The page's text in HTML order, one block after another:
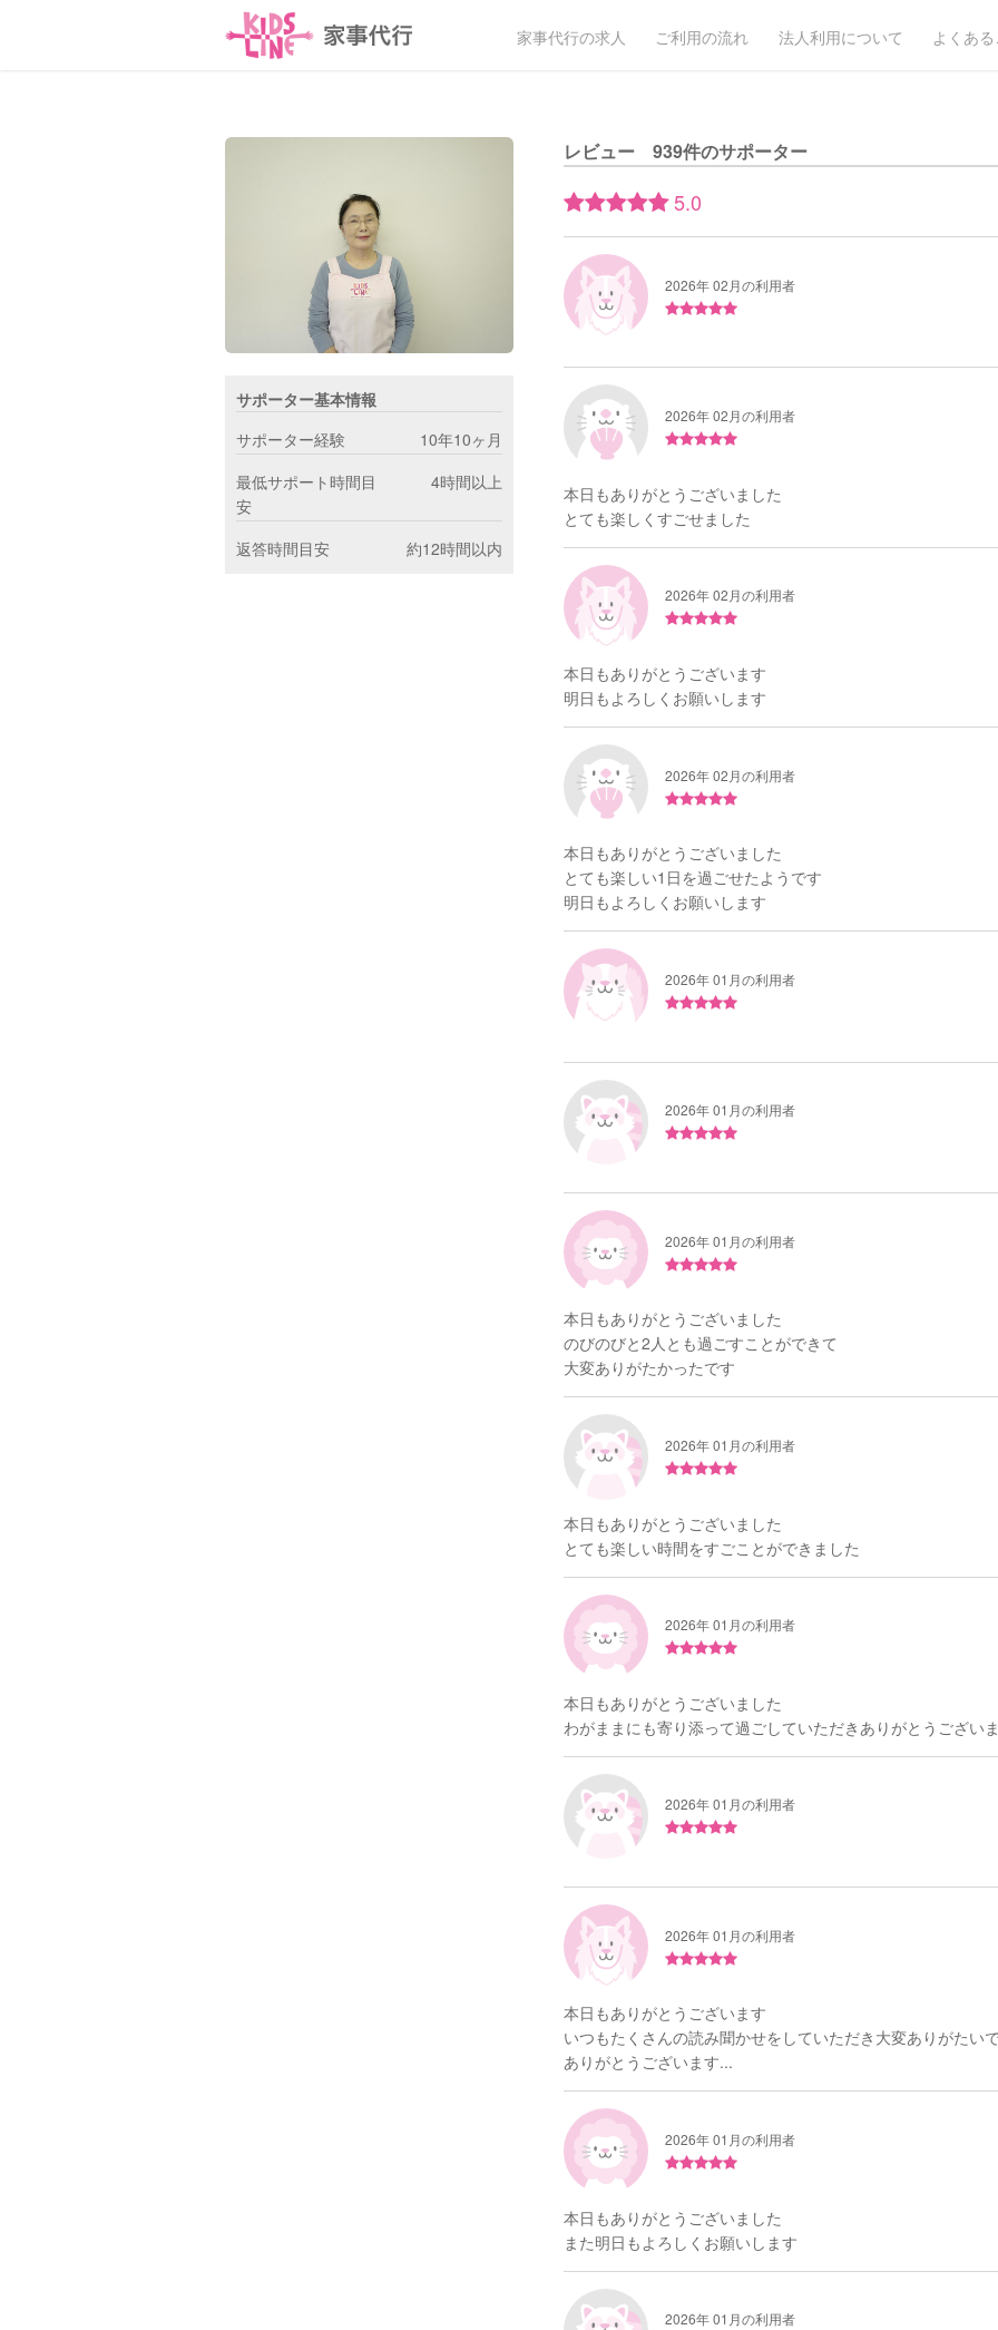
家事代行の求人 ご利用の流れ 法人利用について よくあ
サポーター基本情報
サポーター経験
10年10ヶ月
最低サポート時間目
安
4時間以上
返答時間目安 約12時間以内
レビュー 939件のサポーター
5.0
2026年 02月の利用者
2026年 02月の利用者
本日もありがとうございました
とても楽しくすごせました
2026年 02月の利用者
本日もありがとうございます
明日もよろしくお願いします
2026年 02月の利用者
本日もありがとうございました
とても楽しい1日を過ごせたようです
明日もよろしくお願いします
2026年 01月の利用者
2026年 01月の利用者
2026年 01月の利用者
本日もありがとうございました
のびのびと2人とも過ごすことができて
大変ありがたかったです
2026年 01月の利用者
本日もありがとうございました
とても楽しい時間をすごことができました
2026年 01月の利用者
本日もありがとうございました
わがままにも寄り添って過ごしていただきありがとうござい
2026年 01月の利用者
2026年 01月の利用者
本日もありがとうございます
いつもたくさんの読み聞かせをしていただき大変ありがたい
ありがとうございます...
2026年 01月の利用者
本日もありがとうございました
また明日もよろしくお願いします
2026年 01月の利用者